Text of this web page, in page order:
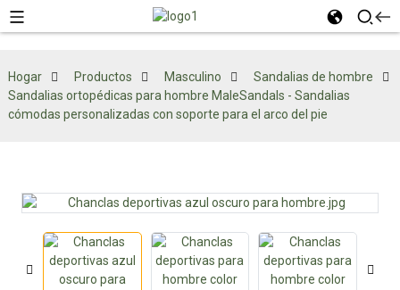
Hogar Productos Masculino
Sandalias de hombre
Sandalias ortopédicas para hombre MaleSandals - Sandalias
cómodas personalizadas con soporte para el arco del pie